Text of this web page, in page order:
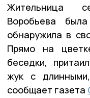
Жительница
Воробьева
обнаружила в
Прямо на
беседки,
жук с
сообщает газета